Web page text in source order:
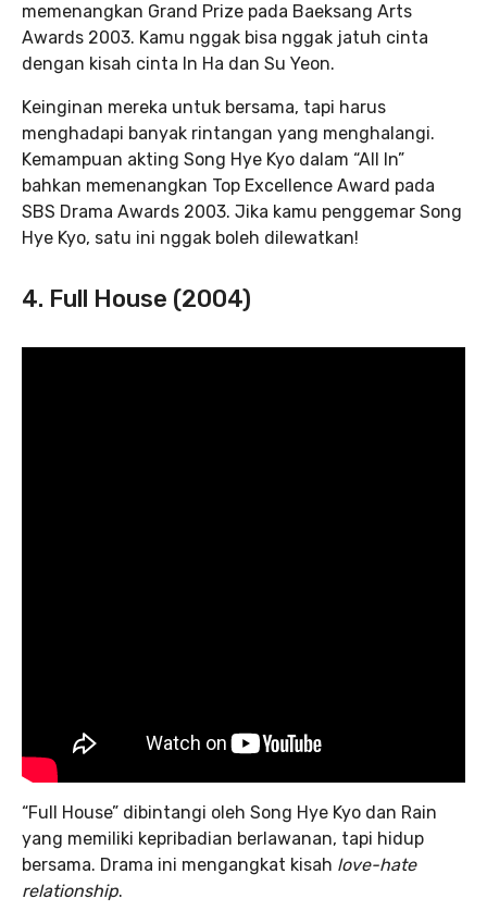
memenangkan Grand Prize pada Baeksang Arts
Awards 2003. Kamu nggak bisa nggak jatuh cinta
dengan kisah cinta In Ha dan Su Yeon.
Keinginan mereka untuk bersama, tapi harus
menghadapi banyak rintangan yang menghalangi.
Kemampuan akting Song Hye Kyo dalam “All In”
bahkan memenangkan Top Excellence Award pada
SBS Drama Awards 2003. Jika kamu penggemar Song
Hye Kyo, satu ini nggak boleh dilewatkan!
4. Full House (2004)
“Full House” dibintangi oleh Song Hye Kyo dan Rain
yang memiliki kepribadian berlawanan, tapi hidup
bersama. Drama ini mengangkat kisah love-hate
relationship.